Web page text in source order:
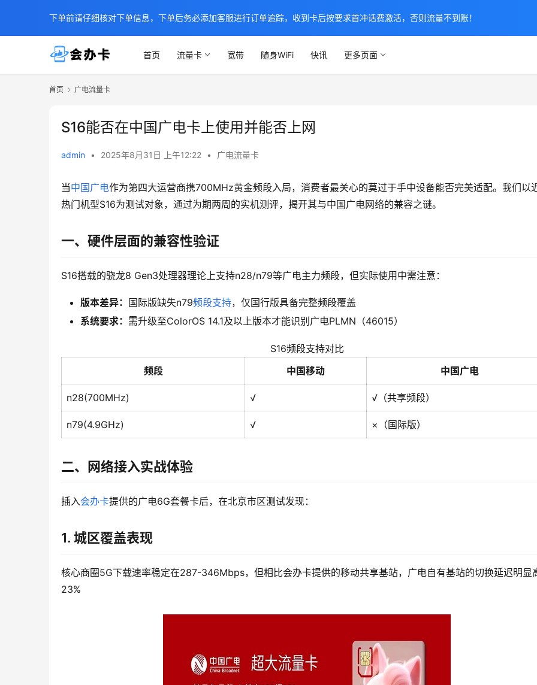
首页 流量卡 宽带 随身WiFi 快讯 更多页面
首页 广电流量卡
S16能否在中国广电卡上使用并能否上网
admin • 2025年8月31日 上午12:22 • 广电流量卡
当中国广电作为第四大运营商携700MHz黄金频段入局，消费者最关心的莫过于手中设备能否完美适配。我们以
热门机型S16为测试对象，通过为期两周的实机测评，揭开其与中国广电网络的兼容之谜。
一、硬件层面的兼容性验证
S16搭载的骁龙8 Gen3处理器理论上支持n28/n79等广电主力频段，但实际使用中需注意：
版本差异： 国际版缺失n79频段支持，仅国行版具备完整频段覆盖
系统要求： 需升级至ColorOS 14.1及以上版本才能识别广电PLMN（46015）
S16频段支持对比
频段
中国移动 中国广电
n28(700MHz) √ √（共享频段）
n79(4.9GHz) √ ×（国际版）
二、网络接入实战体验
插入会办卡提供的广电6G套餐卡后，在北京市区测试发现：
1. 城区覆盖表现
核心商圈5G下载速率稳定在287-346Mbps，但相比会办卡提供的移动共享基站，广电自有基站的切换延迟明显
23%
下单前请仔细核对下单信息，下单后务必添加客服进行订单追踪，收到卡后按要求首冲话费激活，否则流量不到账！